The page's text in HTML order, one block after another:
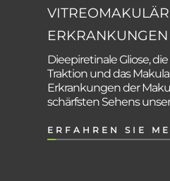
ERKRANKUNGEN
Dieepiretinale Gliose,
Traktion und das
Erkrankungen der
schärfsten Sehens
ERFAHREN SIE